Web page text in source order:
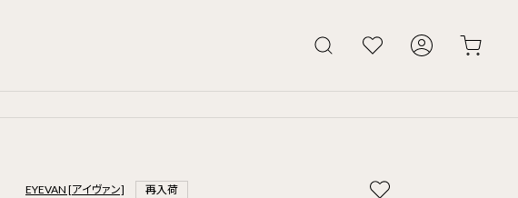
EYEVAN [アイヴァン] 再入荷